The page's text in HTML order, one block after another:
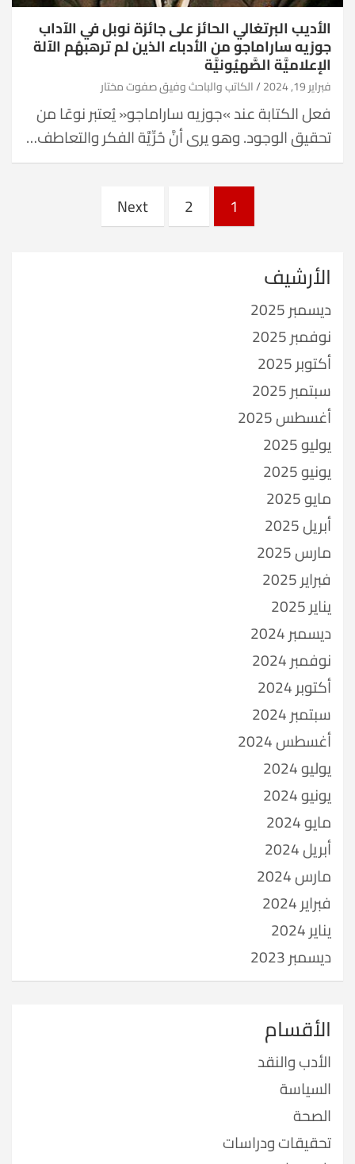
الأديب البرتغالي الحائز على جائزة نوبل في الآداب
جوزيه ساراماجو من الأدباء الذين لم ترهبهُم الآلة
الإعلاميَّة الصَّهيُونيَّة
فبراير 19, 2024 الكاتب والباحث وفيق صفوت مختار
فعل الكتابة عند »جوزيه ساراماجو« يُعتبر نوعًا من
تحقيق الوجود. وهو يرى أنَّ حُرِّيَّة الفكر والتعاطف…
pagination
1
2
Next
الأرشيف
ديسمبر 2025
نوفمبر 2025
أكتوبر 2025
سبتمبر 2025
أغسطس 2025
يوليو 2025
يونيو 2025
مايو 2025
أبريل 2025
مارس 2025
فبراير 2025
يناير 2025
ديسمبر 2024
نوفمبر 2024
أكتوبر 2024
سبتمبر 2024
أغسطس 2024
يوليو 2024
يونيو 2024
مايو 2024
أبريل 2024
مارس 2024
فبراير 2024
يناير 2024
ديسمبر 2023
الأقسام
الأدب والنقد
السياسة
الصحة
تحقيقات ودراسات